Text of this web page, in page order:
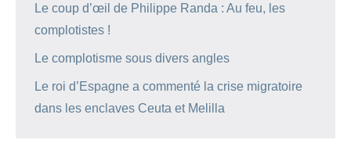
Le coup d’œil de Philippe Randa : Au feu, les
complotistes !
Le complotisme sous divers angles
Le roi d’Espagne a commenté la crise migratoire
dans les enclaves Ceuta et Melilla